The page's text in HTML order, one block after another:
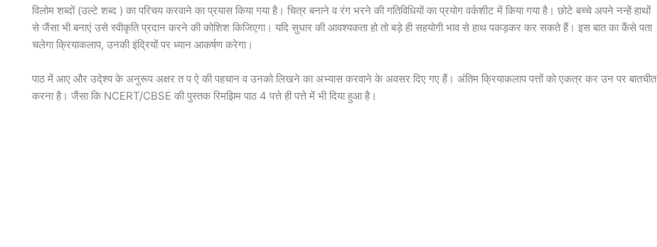
विलोम शब्दों (उल्टे शब्द ) का परिचय करवाने का प्रयास किया गया है। चित्र बनाने व रंग भरने की गतिविधियों का प्रयोग वर्कशीट में किया गया है। छोटे बच्चे अपने नन्हें हाथों
से जैंसा भी बनाएं उसे स्वीकृति प्रदान करने की कोशिश किजिएगा। यदि सुधार की आवश्यकता हो तो बड़े ही सहयोगी भाव से हाथ पकड़कर कर सकते हैं। इस बात का कैंसे पता
चलेगा क्रियाकलाप, उनकी इंद्रियों पर ध्यान आकर्षण करेगा।
पाठ में आए और उदे्श्य के अनुरूप अक्षर त प ऐ की पहचान व उनको लिखने का अभ्यास करवाने के अवसर दिए गए हैं। अंतिम क्रियाकलाप पत्तों को एकत्र कर उन पर बातचीत
करना है। जैंसा कि NCERT/CBSE की पुस्तक रिमझिम पाठ 4 पत्ते ही पत्ते में भी दिया हुआ है।